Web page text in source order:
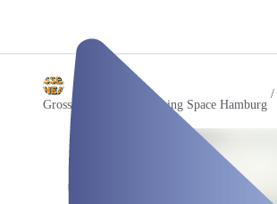
Grosses Theater Coworking Space Hamburg
/